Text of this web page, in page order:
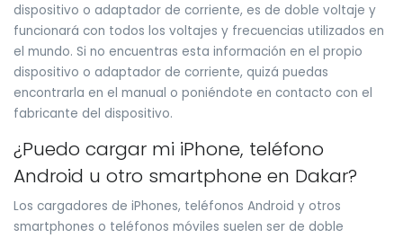
dispositivo o adaptador de corriente, es de doble voltaje y
funcionará con todos los voltajes y frecuencias utilizados en
el mundo. Si no encuentras esta información en el propio
dispositivo o adaptador de corriente, quizá puedas
encontrarla en el manual o poniéndote en contacto con el
fabricante del dispositivo.
¿Puedo cargar mi iPhone, teléfono
Android u otro smartphone en Dakar?
Los cargadores de iPhones, teléfonos Android y otros
smartphones o teléfonos móviles suelen ser de doble